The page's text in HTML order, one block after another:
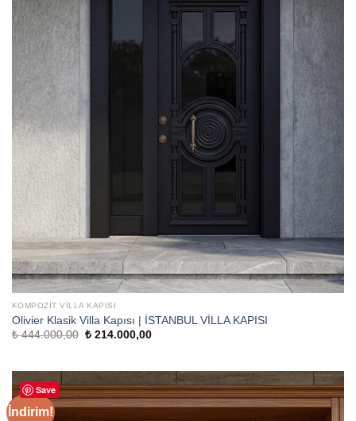
KOMPOZIT VILLA KAPISI
Olivier Klasik Villa Kapısı | İSTANBUL VİLLA KAPISI
₺444.000,00 Orijinal
₺214.000,00Şu
Save
İndirim!